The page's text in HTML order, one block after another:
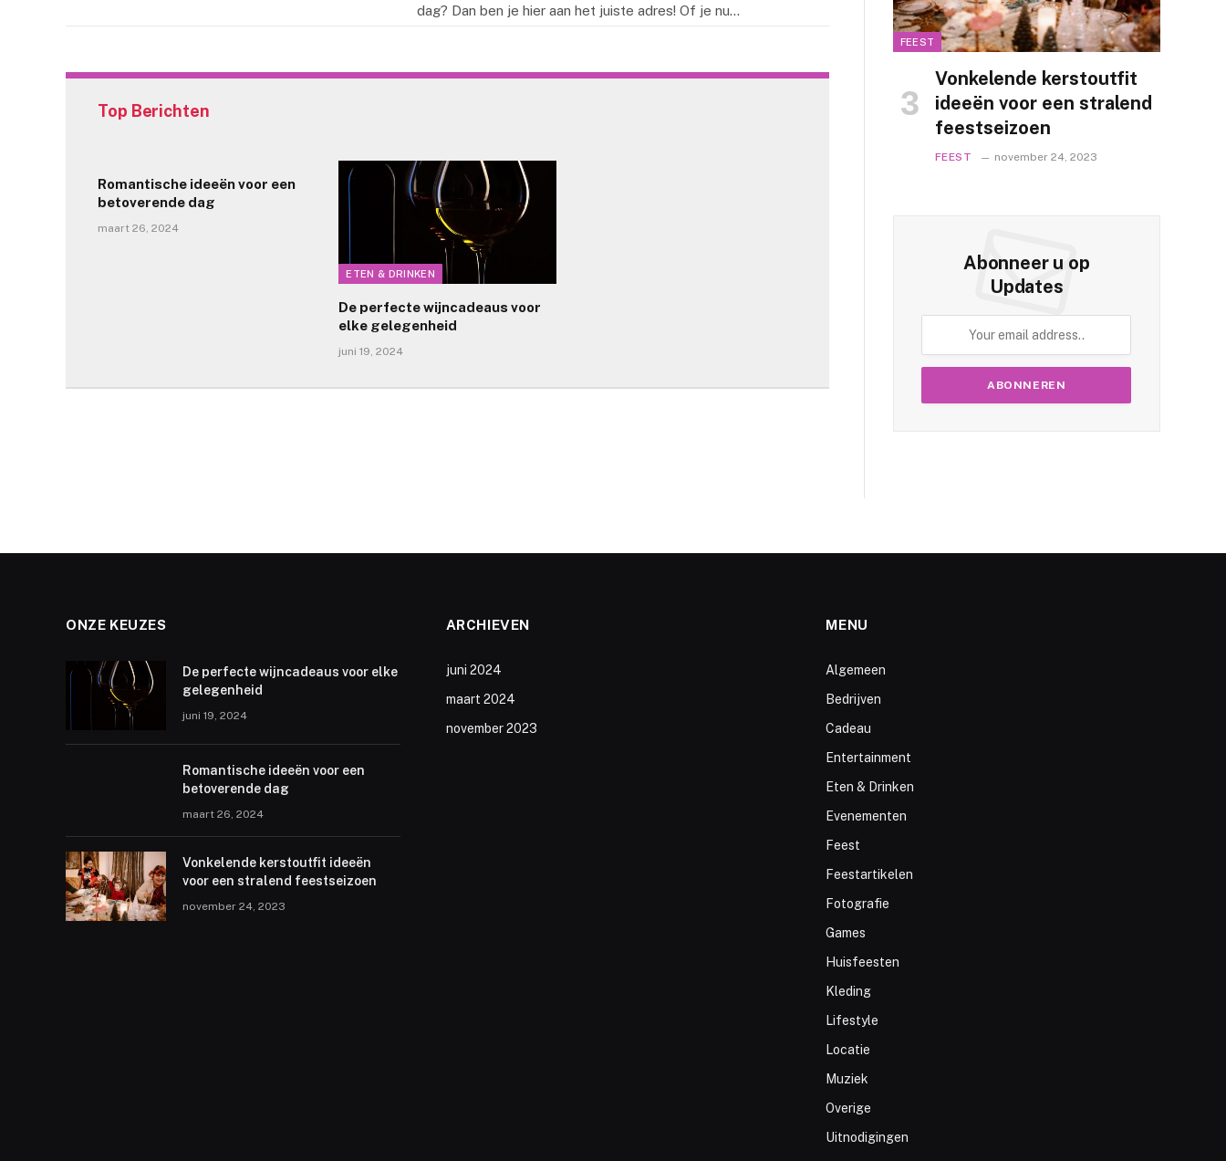
dag? Dan ben je hier aan het juiste adres! Of je nu…
Top Berichten
Romantische ideeën voor een
betoverende dag
maart 26, 2024
ETEN & DRINKEN
De perfecte wijncadeaus voor
elke gelegenheid
juni 19, 2024
FEEST
Vonkelende kerstoutfit
ideeën voor een stralend
feestseizoen
FEEST november 24, 2023
Abonneer u op
Updates
ONZE KEUZES
De perfecte wijncadeaus voor elke
gelegenheid
juni 19, 2024
Romantische ideeën voor een
betoverende dag
maart 26, 2024
Vonkelende kerstoutfit ideeën
voor een stralend feestseizoen
november 24, 2023
ARCHIEVEN
juni 2024
maart 2024
november 2023
MENU
Algemeen
Bedrijven
Cadeau
Entertainment
Eten & Drinken
Evenementen
Feest
Feestartikelen
Fotografie
Games
Huisfeesten
Kleding
Lifestyle
Locatie
Muziek
Overige
Uitnodigingen